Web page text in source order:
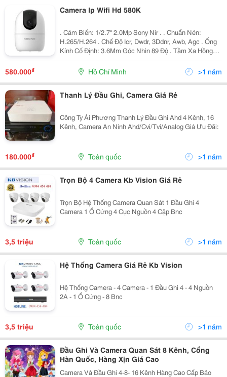
Camera Ip Wifi Hd 580K
. Cảm Biến: 1/2.7'' 2.0Mp Sony Nir . . Chuẩn Nén:
H.265/H.264 . Chế Độ Icr, Dwdr, 3Ddnr, Awb, Agc . Ống
Kính Cố Định: 3.6Mm Góc Nhìn 89 Độ . Tầm Xa Hồng
Ngoại: 10M . Hỗ Trợ Tính Năng Thông Minh: Theo Dõi
Đối Tượng, Phát Hiện Chuyển Động,...
580.000₫ Hồ Chí Minh >1 năm
Thanh Lý Đầu Ghi, Camera Giá Rẻ
Công Ty Ái Phương Thanh Lý Đầu Ghi Ahd 4 Kênh, 16
Kênh, Camera An Ninh Ahd/Cvi/Tvi/Analog Giá Ưu Đãi:
180.000₫ Toàn quốc >1 năm
Trọn Bộ 4 Camera Kb Vision Giá Rẻ
Trọn Bộ Hệ Thống Camera Quan Sát 1 Đầu Ghi 4
Camera 1 Ổ Cứng 4 Cục Nguồn 4 Cặp Bnc
3,5 triệu Toàn quốc >1 năm
Hệ Thống Camera Giá Rẻ Kb Vision
Hệ Thống Camera - 4 Camera - 1 Đầu Ghi 4 - 4 Nguồn
2A - 1 Ổ Cứng - 8 Bnc
3,5 triệu Toàn quốc >1 năm
Đầu Ghi Và Camera Quan Sát 8 Kênh, Cổng
Hàn Quốc, Hàng Xịn Giá Cao
Camera Và Đầu Ghi 4-8- 16 Kênh Hàng Cao Cấp Bảo